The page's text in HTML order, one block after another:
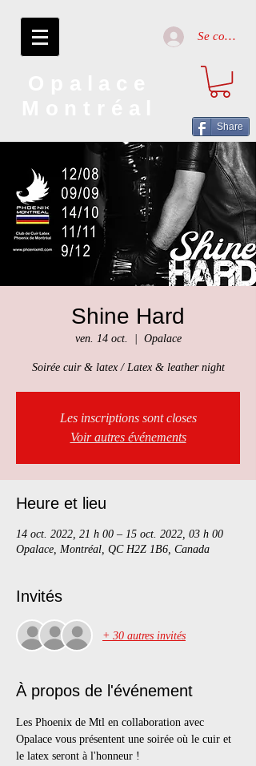
Se connecter
Share
Shine Hard
ven. 14 oct. Opalace
Soirée cuir & latex / Latex & leather night
Les inscriptions sont closes
Voir autres événements
Heure et lieu
14 oct. 2022, 21 h 00 – 15 oct. 2022, 03 h 00
Opalace, Montréal, QC H2Z 1B6, Canada
Invités
+ 30 autres invités
À propos de l'événement
Les Phoenix de Mtl en collaboration avec
Opalace vous présentent une soirée où le cuir et
le latex seront à l'honneur !